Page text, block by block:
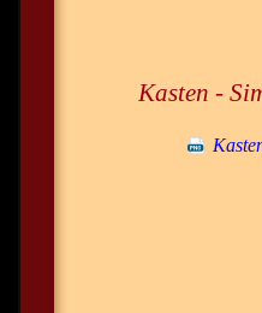
Kasten -